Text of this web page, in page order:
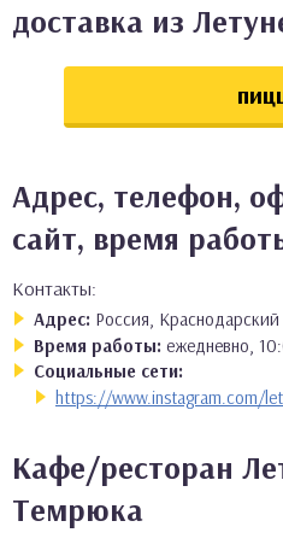
доставка из
Адрес, телефон,
сайт, время
Контакты:
Адрес: Россия,
Время работы: ежедневно,
Социальные сети:
https://www.instagram.com/
Кафе/ресторан
Темрюка